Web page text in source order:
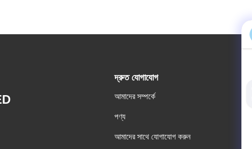
দ্রুত যোগাযোগ
আমাদের সম্পর্কে
পণ্য
আমাদের সাথে যোগাযোগ করুন